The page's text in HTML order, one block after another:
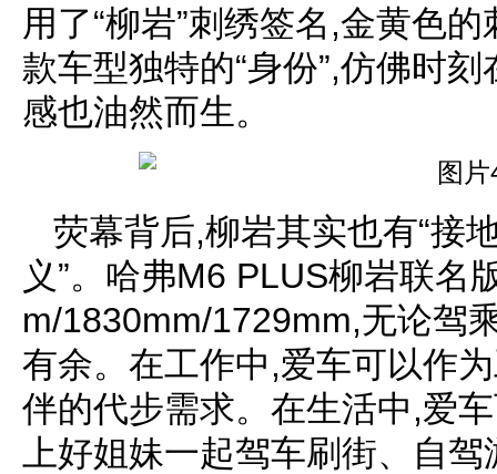
用了“柳岩”刺绣签名,金黄色
款车型独特的“身份”,仿佛时
感也油然而生。
荧幕背后,柳岩其实也有“接
义”。哈弗M6 PLUS柳岩联名
m/1830mm/1729mm,无论驾
有余。在工作中,爱车可以作
伴的代步需求。在生活中,爱
上好姐妹一起驾车刷街、自